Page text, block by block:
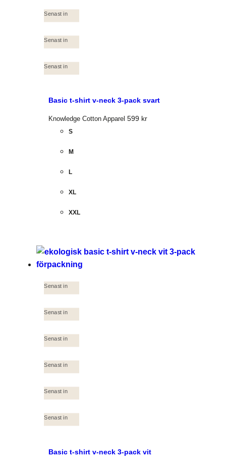
Senast in
Senast in
Senast in
Basic t-shirt v-neck 3-pack svart
Knowledge Cotton Apparel 599 kr
S
M
L
XL
XXL
Senast in
Senast in
Senast in
Senast in
Senast in
Senast in
Basic t-shirt v-neck 3-pack vit